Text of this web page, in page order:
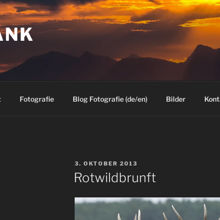
Fotografie Blog Fotografie (de/en) Bilder
VERÖFFENTLICHT
AM
3. OKTOBER 2013
Rotwildbrunft